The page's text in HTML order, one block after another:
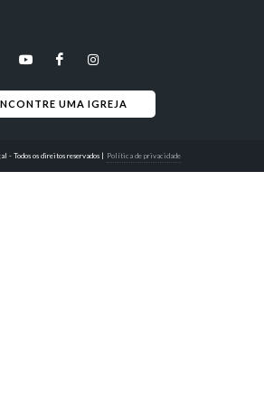
UMA IGREJA
- Todos os direitos reservados| Política de privacidade